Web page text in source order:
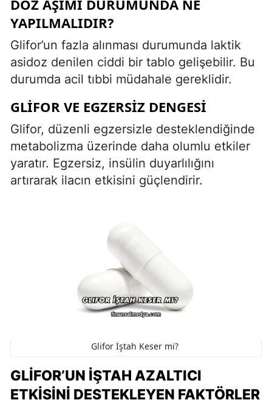
DOZ AŞIMI DURUMUNDA NE
YAPILMALIDIR?
Glifor’un fazla alınması durumunda laktik
asidoz denilen ciddi bir tablo gelişebilir. Bu
durumda acil tıbbi müdahale gereklidir.
GLIFOR VE EGZERSIZ DENGESI
Glifor, düzenli egzersizle desteklendiğinde
metabolizma üzerinde daha olumlu etkiler
yaratır. Egzersiz, insülin duyarlılığını
artırarak ilacın etkisini güçlendirir.
Glifor İştah Keser mi?
GLIFOR’UN İŞTAH AZALTICI
ETKISINI DESTEKLEYEN FAKTÖRLER